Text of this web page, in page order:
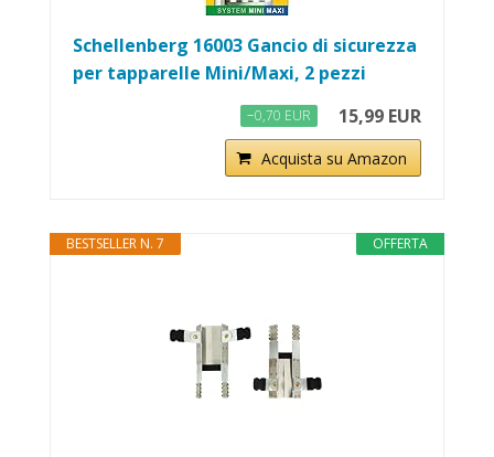
Schellenberg 16003 Gancio di sicurezza
per tapparelle Mini/Maxi, 2 pezzi
−0,70 EUR 15,99 EUR
Acquista su Amazon
OFFERTA
BESTSELLER N. 7